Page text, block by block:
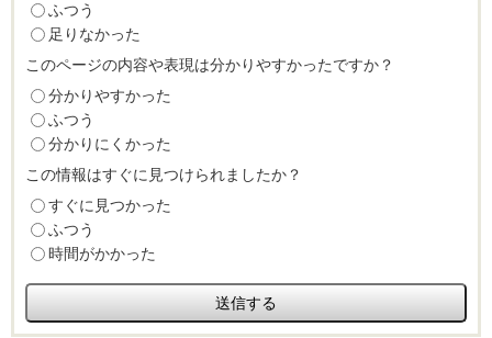
ふつう
足りなかった
このページの内容や表現は分かりやすかったですか？
分かりやすかった
ふつう
分かりにくかった
この情報はすぐに見つけられましたか？
すぐに見つかった
ふつう
時間がかかった